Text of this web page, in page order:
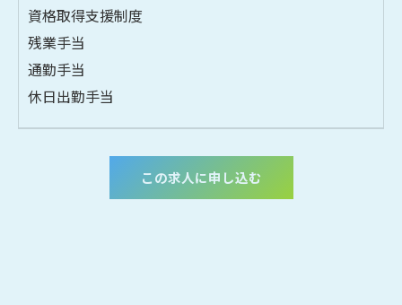
資格取得支援制度
残業手当
通勤手当
休日出勤手当
この求人に申し込む